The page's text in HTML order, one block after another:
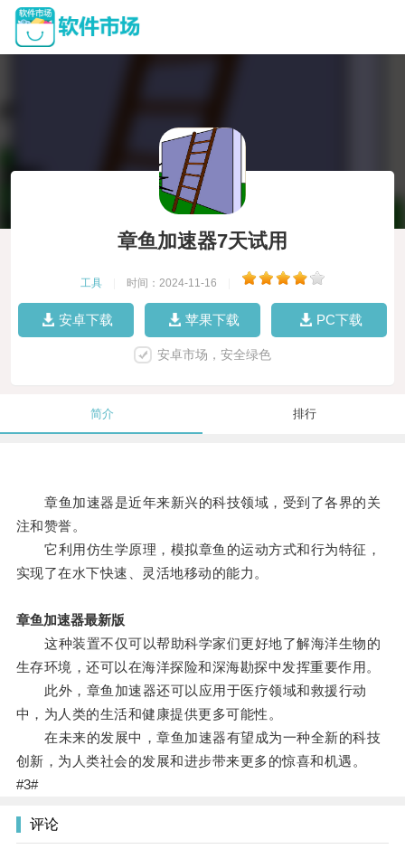
章鱼加速器7天试用
工具 时间：2024-11-16
安卓下载 苹果下载 PC下载
安卓市场，安全绿色
简介 排行
章鱼加速器是近年来新兴的科技领域，受到了各界的关
注和赞誉。
它利用仿生学原理，模拟章鱼的运动方式和行为特征，
实现了在水下快速、灵活地移动的能力。
章鱼加速器最新版
这种装置不仅可以帮助科学家们更好地了解海洋生物的
生存环境，还可以在海洋探险和深海勘探中发挥重要作用。
此外，章鱼加速器还可以应用于医疗领域和救援行动
中，为人类的生活和健康提供更多可能性。
在未来的发展中，章鱼加速器有望成为一种全新的科技
创新，为人类社会的发展和进步带来更多的惊喜和机遇。
#3#
评论